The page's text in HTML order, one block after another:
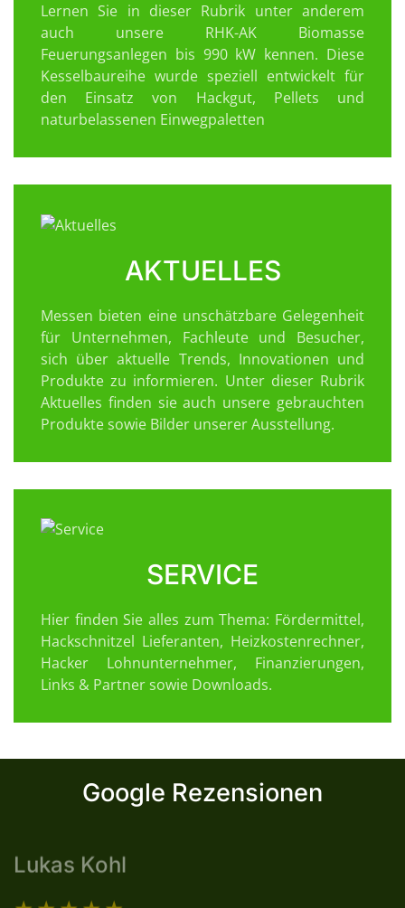
Lernen Sie in dieser Rubrik unter anderem
auch unsere RHK-AK Biomasse
Feuerungsanlegen bis 990 kW kennen. Diese
Kesselbaureihe wurde speziell entwickelt für
den Einsatz von Hackgut, Pellets und
naturbelassenen Einwegpaletten
AKTUELLES
Messen bieten eine unschätzbare Gelegenheit
für Unternehmen, Fachleute und Besucher,
sich über aktuelle Trends, Innovationen und
Produkte zu informieren. Unter dieser Rubrik
Aktuelles finden sie auch unsere gebrauchten
Produkte sowie Bilder unserer Ausstellung.
SERVICE
Hier finden Sie alles zum Thema: Fördermittel,
Hackschnitzel Lieferanten, Heizkostenrechner,
Hacker Lohnunternehmer, Finanzierungen,
Links & Partner sowie Downloads.
Google Rezensionen